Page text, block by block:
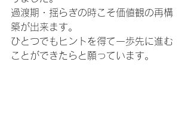
過渡期・揺らぎの時こそ価値観の再構
築が出来ます。
ひとつでもヒントを得て一歩先に進む
ことができたらと願っています。